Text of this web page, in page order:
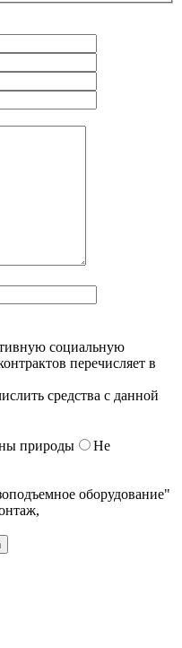
социальную
перечисляет в
средства с данной
природы
Не
оборудование"